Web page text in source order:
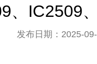
、IC2509
发布日期：2025-